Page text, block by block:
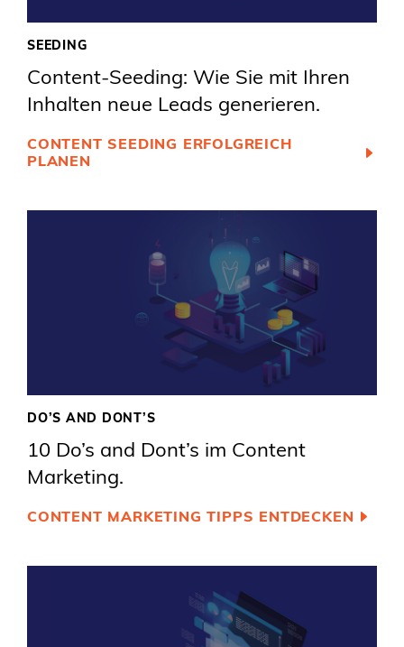
SEEDING
Content-Seeding: Wie Sie mit Ihren
Inhalten neue Leads generieren.
CONTENT SEEDING ERFOLGREICH
PLANEN
DO’S AND DONT’S
10 Do’s and Dont’s im Content
Marketing.
CONTENT MARKETING TIPPS ENTDECKEN